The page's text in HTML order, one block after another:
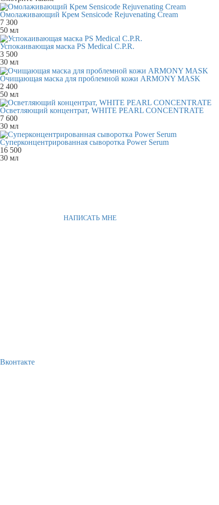
Омолаживающий Крем Sensicode Rejuvenating Cream
7 300
50 мл
Успокаивающая маска PS Medical C.P.R.
3 500
30 мл
Очищающая маска для проблемной кожи ARMONY MASK
2 400
50 мл
Осветляющий концентрат, WHITE PEARL CONCENTRATE
7 600
30 мл
Суперконцентрированная сыворотка Power Serum
16 500
30 мл
НАПИСАТЬ МНЕ
Вконтакте